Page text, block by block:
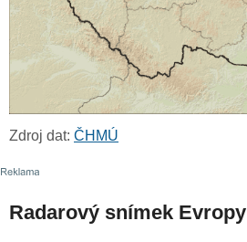
Zdroj dat: ČHMÚ
Radarový snímek Evropy